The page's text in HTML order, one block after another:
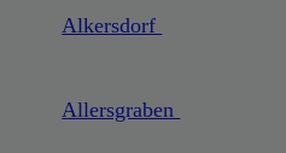
Alkersdorf
Allersgraben